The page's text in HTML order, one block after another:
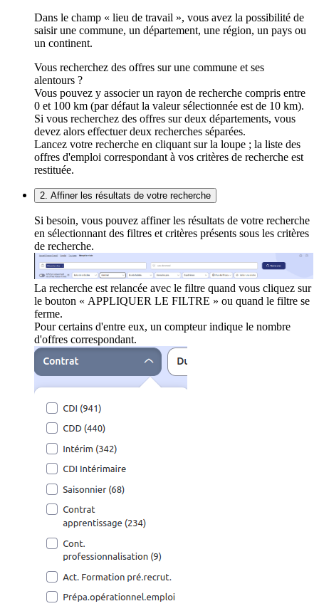
Dans le champ « lieu de travail », vous avez la possibilité de
saisir une commune, un département, une région, un pays ou
un continent.
Vous recherchez des offres sur une commune et ses
alentours ?
Vous pouvez y associer un rayon de recherche compris entre
0 et 100 km (par défaut la valeur sélectionnée est de 10 km).
Si vous recherchez des offres sur deux départements, vous
devez alors effectuer deux recherches séparées.
Lancez votre recherche en cliquant sur la loupe ; la liste des
offres d'emploi correspondant à vos critères de recherche est
restituée.
2. Affiner les résultats de votre recherche
Si besoin, vous pouvez affiner les résultats de votre recherche
en sélectionnant des filtres et critères présents sous les critères
de recherche.
La recherche est relancée avec le filtre quand vous cliquez sur
le bouton « APPLIQUER LE FILTRE » ou quand le filtre se
ferme.
Pour certains d'entre eux, un compteur indique le nombre
d'offres correspondant.